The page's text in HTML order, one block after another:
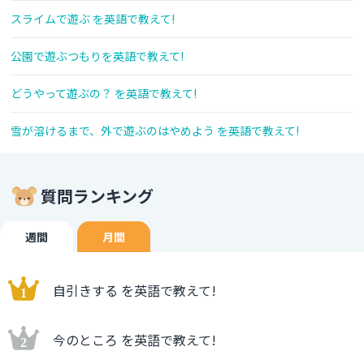
スライムで遊ぶ を英語で教えて!
公園で遊ぶつもりを英語で教えて!
どうやって遊ぶの？ を英語で教えて!
雪が溶けるまで、外で遊ぶのはやめよう を英語で教えて!
質問ランキング
週間 月間
自引きする を英語で教えて!
今のところ を英語で教えて!